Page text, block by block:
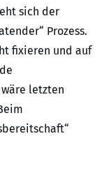
sich der
Prozess.
fixieren und auf
letzten